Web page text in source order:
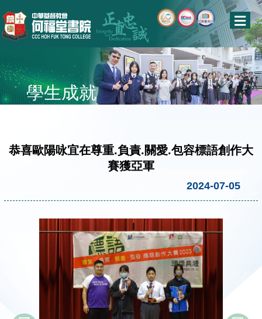
學生成就
恭喜歐陽咏宜在尊重.負責.關愛.包容標語創作大
賽獲亞軍
2024-07-05